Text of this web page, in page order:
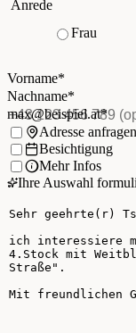
Ihre Kontaktdaten
Anrede
Frau
Vorname*
Nachname
Nachname*
E-Mail*(Pflichtfeld)
max@beispiel.at*
Telefon(optional)
Ich möchte:Adresse anfragen
Besichtigung
Mehr Infos
Ihre Auswahl
Ihre Nachricht